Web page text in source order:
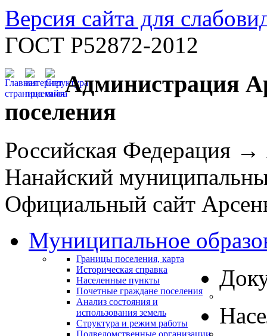
Версия сайта для
ГОСТ Р52872-2012
Администрация
поселения
Российская Федерация
Нанайский
Официальный сайт
Муниципальное
Границы поселения, карта
Историческая справка
Населенные пункты
Почетные граждане поселения
Анализ состояния и
использования земель
Структура и режим работы